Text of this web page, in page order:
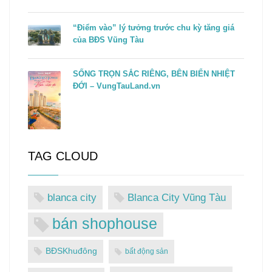
“Điểm vào” lý tưởng trước chu kỳ tăng giá
của BĐS Vũng Tàu
SỐNG TRỌN SẮC RIÊNG, BÊN BIỂN NHIỆT
ĐỚI – VungTauLand.vn
TAG CLOUD
blanca city Blanca City Vũng Tàu
bán shophouse
BĐSKhuđông bất động sản